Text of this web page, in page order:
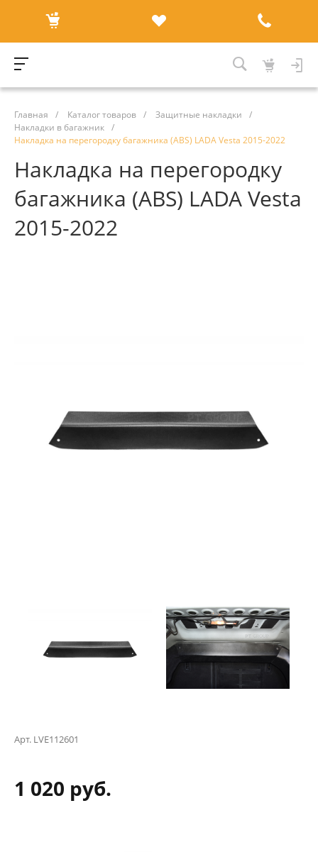
Главная / Каталог товаров / Защитные накладки
/
Накладки в багажник /
Накладка на перегородку багажника (ABS) LADA Vesta 2015-2022
Накладка на перегородку
багажника (ABS) LADA Vesta
2015-2022
Арт. LVE112601
1 020 руб.